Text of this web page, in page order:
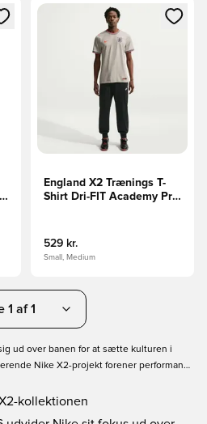
ind eller tilmelde dig som
Åbner en Modal til at logge
England X2 Trænings T-
Shirt Dri-FIT Academy Pro
529 kr.
Small, Medium
1 af 1
ud over banen for at sætte kulturen i
Nike X2-projekt forener performance
landsholdstrøjer og banebrydende
streetwear og luksus-
kollektionen